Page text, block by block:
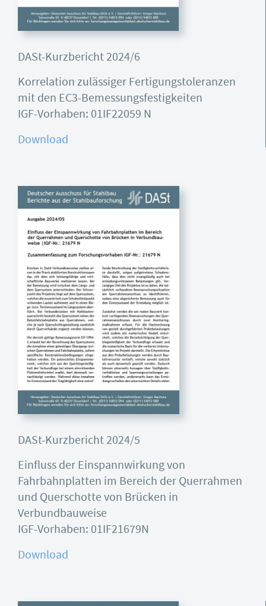
DASt-Kurzbericht 2024/6
Korrelation zulässiger Fertigungstoleranzen
mit den EC3-Bemessungsfestigkeiten
IGF-Vorhaben: 01IF22059 N
Download
DASt-Kurzbericht 2024/5
Einfluss der Einspannwirkung von
Fahrbahnplatten im Bereich der Querrahmen
und Querschotte von Brücken in
Verbundbauweise
IGF-Vorhaben: 01IF21679N
Download